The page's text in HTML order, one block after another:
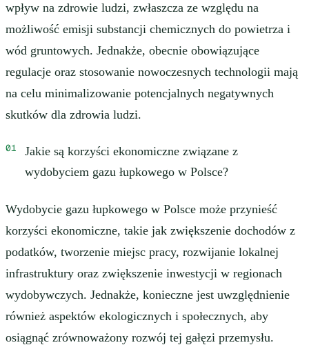
wpływ na zdrowie ludzi, zwłaszcza ze względu na
możliwość emisji substancji chemicznych do powietrza i
wód gruntowych. Jednakże, obecnie obowiązujące
regulacje oraz stosowanie nowoczesnych technologii mają
na celu minimalizowanie potencjalnych negatywnych
skutków dla zdrowia ludzi.
Jakie są korzyści ekonomiczne związane z
wydobyciem gazu łupkowego w Polsce?
Wydobycie gazu łupkowego w Polsce może przynieść
korzyści ekonomiczne, takie jak zwiększenie dochodów z
podatków, tworzenie miejsc pracy, rozwijanie lokalnej
infrastruktury oraz zwiększenie inwestycji w regionach
wydobywczych. Jednakże, konieczne jest uwzględnienie
również aspektów ekologicznych i społecznych, aby
osiągnąć zrównoważony rozwój tej gałęzi przemysłu.